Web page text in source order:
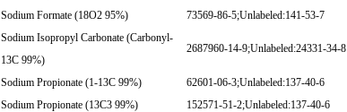
Sodium Formate (18O2 95%) 73569-86-5;Unlabeled:141-53-7
Sodium Isopropyl Carbonate (Carbonyl-
13C 99%)
2687960-14-9;Unlabeled:24331-34-8
Sodium Propionate (1-13C 99%)
62601-06-3;Unlabeled:137-40-6
Sodium Propionate (13C3 99%)
152571-51-2;Unlabeled:137-40-6